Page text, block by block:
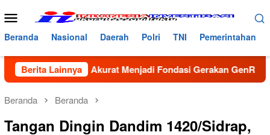
ke
konten
Menu
Mobile
Beranda Nasional Daerah Polri TNI Pemerintahan
Berita Lainnya
yang Akurat Menjadi Fondasi Gerakan GenRe di
Beranda Beranda
Tangan Dingin Dandim 1420/Sidrap,